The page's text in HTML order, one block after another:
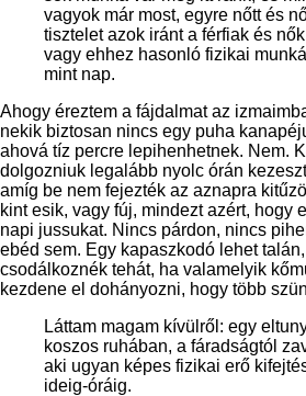
vagyok már most, egyre nőtt és
tisztelet azok iránt a férfiak és
vagy ehhez hasonló fizikai
mint nap.
Ahogy éreztem a fájdalmat az
nekik biztosan nincs egy puha
ahová tíz percre lepihenhetnek. Nem.
dolgozniuk legalább nyolc órán
amíg be nem fejezték az aznapra
kint esik, vagy fúj, mindezt azért, hogy
napi jussukat. Nincs párdon, nincs
ebéd sem. Egy kapaszkodó lehet
csodálkoznék tehát, ha valamelyik
kezdene el dohányozni, hogy több
Láttam magam kívülről: egy
koszos ruhában, a fáradságtól
aki ugyan képes fizikai erő
ideig-óráig.